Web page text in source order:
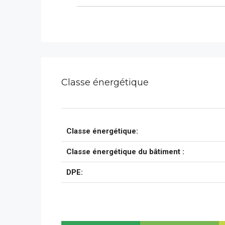
Classe énergétique
Classe énergétique:
Classe énergétique du bâtiment :
DPE: